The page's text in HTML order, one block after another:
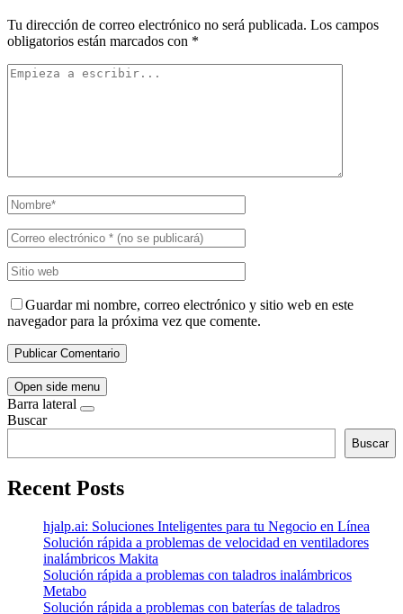
Tu dirección de correo electrónico no será publicada. Los campos
obligatorios están marcados con *
Guardar mi nombre, correo electrónico y sitio web en este
navegador para la próxima vez que comente.
Open side menu
Barra lateral
Buscar
Buscar
Recent Posts
hjalp.ai: Soluciones Inteligentes para tu Negocio en Línea
Solución rápida a problemas de velocidad en ventiladores
inalámbricos Makita
Solución rápida a problemas con taladros inalámbricos
Metabo
Solución rápida a problemas con baterías de taladros